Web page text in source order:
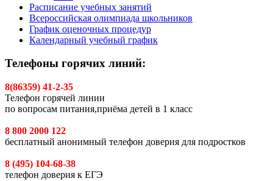
Расписание учебных занятий
Всероссийская олимпиада школьников
График оценочных процедур
Календарный учебный график
Телефоны горячих линий:
8(86359) 41-2-35
Телефон горячей линии
по вопросам питания,приёма детей в 1 класс
8 800 2000 122
бесплатный анонимный телефон доверия для подростков
8 (495) 104-68-38
телефон доверия к ЕГЭ